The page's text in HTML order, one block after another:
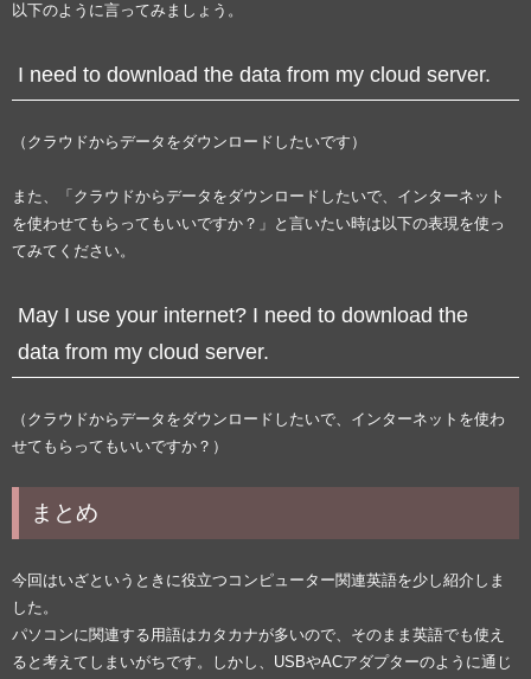
以下のように言ってみましょう。
I need to download the data from my cloud server.
（クラウドからデータをダウンロードしたいです）
また、「クラウドからデータをダウンロードしたいで、インターネット
を使わせてもらってもいいですか？」と言いたい時は以下の表現を使っ
てみてください。
May I use your internet? I need to download the
data from my cloud server.
（クラウドからデータをダウンロードしたいで、インターネットを使わ
せてもらってもいいですか？）
まとめ
今回はいざというときに役立つコンピューター関連英語を少し紹介しま
した。
パソコンに関連する用語はカタカナが多いので、そのまま英語でも使え
ると考えてしまいがちです。しかし、USBやACアダプターのように通じ